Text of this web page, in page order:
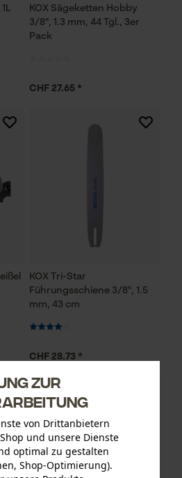
KOX Sägeketten Hobby
3/8", 1.3 mm, 44 Tgl., 3er
Pack
CHF 27.65 *
KOX Tri-Star
Führungsschiene 3/8", 1.5
mm, 43 cm
CHF 28.73 *
zur
von Drittanbietern
und unsere Dienste
optimal zu gestalten
Shop-Optimierung).